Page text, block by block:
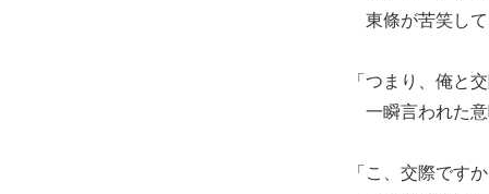
東條が苦笑して
「つまり、俺と
一瞬言われた意
「こ、交際です